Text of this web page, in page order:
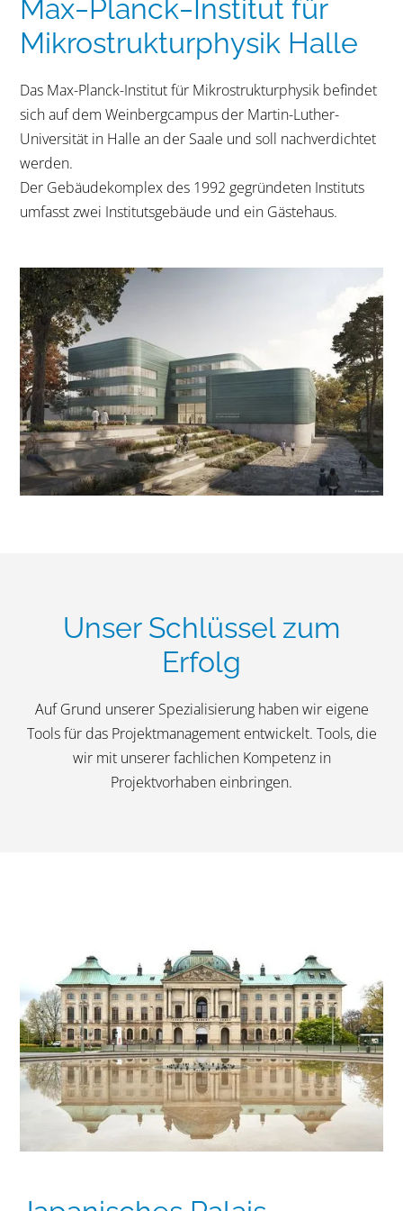
Max‒Planck‒Institut für
Mikrostrukturphysik Halle
Das Max-Planck-Institut für Mikrostrukturphysik befindet
sich auf dem Weinbergcampus der Martin-Luther-
Universität in Halle an der Saale und soll nachverdichtet
werden.
Der Gebäudekomplex des 1992 gegründeten Instituts
umfasst zwei Institutsgebäude und ein Gästehaus.
Unser Schlüssel zum
Erfolg
Auf Grund unserer Spezialisierung haben wir eigene
Tools für das Projektmanagement entwickelt. Tools, die
wir mit unserer fachlichen Kompetenz in
Projektvorhaben einbringen.